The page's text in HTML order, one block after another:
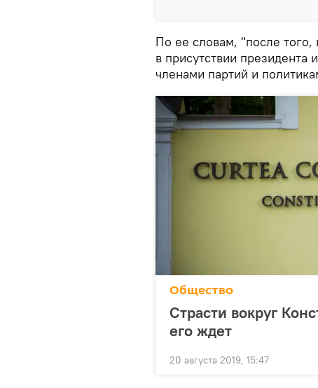
По ее словам, "после того,
в присутствии президента
членами партий и
Общество
Страсти вокруг
его ждет
20 августа 2019, 15:47